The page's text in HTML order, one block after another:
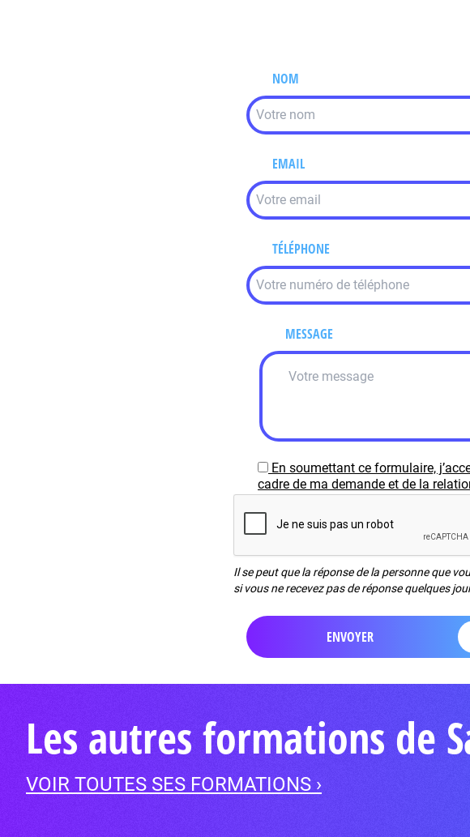
NOM
EMAIL
TÉLÉPHONE
MESSAGE
En soumettant ce formulaire,
cadre de ma demande et de la
Il se peut que la réponse de la personne que
si vous ne recevez pas de réponse quelques
Les autres formations de
VOIR TOUTES SES FORMATIONS ›